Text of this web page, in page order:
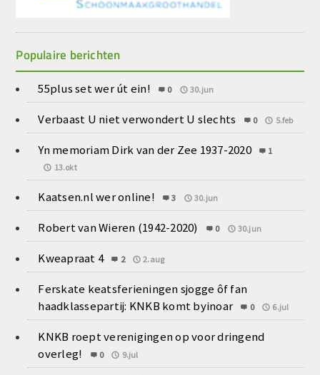
Populaire berichten
55plus set wer út ein! 0 30.jun
Verbaast U niet verwondert U slechts 0 5.feb
Yn memoriam Dirk van der Zee 1937-2020
1
13.okt
Kaatsen.nl wer online! 3 30.jun
Robert van Wieren (1942-2020) 0 30.jun
Kweapraat 4 2 2.aug
Ferskate keatsferieningen sjogge ôf fan
haadklassepartij: KNKB komt byinoar
0 6.jul
KNKB roept verenigingen op voor dringend
overleg!
0 9.jul